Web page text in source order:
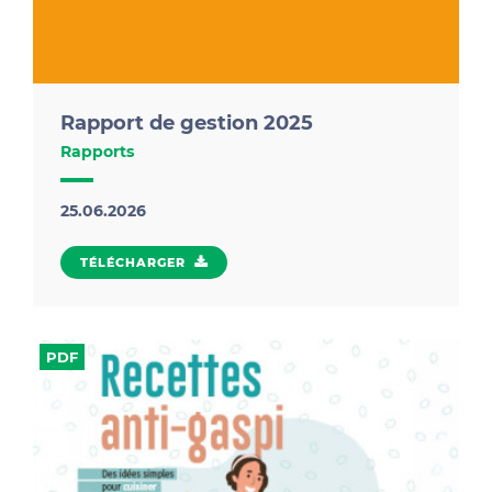
Rapport de gestion 2025
Rapports
25.06.2026
TÉLÉCHARGER
PDF